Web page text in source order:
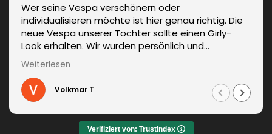
Wer seine Vespa verschönern oder
individualisieren möchte ist hier genau richtig. Die
neue Vespa unserer Tochter sollte einen Girly-
Look erhalten. Wir wurden persönlich und
kompetent beraten. Die Lieferung erfolgte
unverzüglich. Weitere Änderungen waren auch kein
Problem und wurden sofort umgesetzt.
Informationen zum fachgerechten Anbringen sind
Das Ergebnis war jeden Euro wert. Vielen Dank!
Weiterlesen
Volkmar T
Verifiziert von: Trustindex